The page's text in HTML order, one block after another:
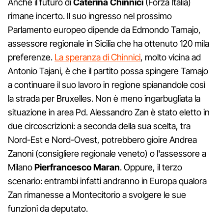
Anche il futuro diCaterina Chinnici (Forza Italia)
rimane incerto. Il suo ingresso nel prossimo
Parlamento europeo dipende da Edmondo Tamajo,
assessore regionale in Sicilia che ha ottenuto 120 mila
preferenze. La speranza di Chinnici, molto vicina ad
Antonio Tajani, è che il partito possa spingere Tamajo
a continuare il suo lavoro in regione spianandole così
la strada per Bruxelles. Non è meno ingarbugliata la
situazione in area Pd. Alessandro Zan è stato eletto in
due circoscrizioni: a seconda della sua scelta, tra
Nord-Est e Nord-Ovest, potrebbero gioire Andrea
Zanoni (consigliere regionale veneto) o l'assessore a
MilanoPierfrancesco Maran. Oppure, il terzo
scenario: entrambi infatti andranno in Europa qualora
Zan rimanesse a Montecitorio a svolgere le sue
funzioni da deputato.